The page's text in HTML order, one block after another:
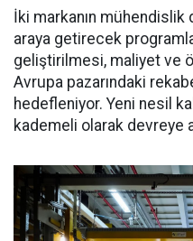
İki markanın mühendislik
araya getirecek
geliştirilmesi, maliyet ve
Avrupa pazarındaki
hedefleniyor. Yeni nesil
kademeli olarak devreye